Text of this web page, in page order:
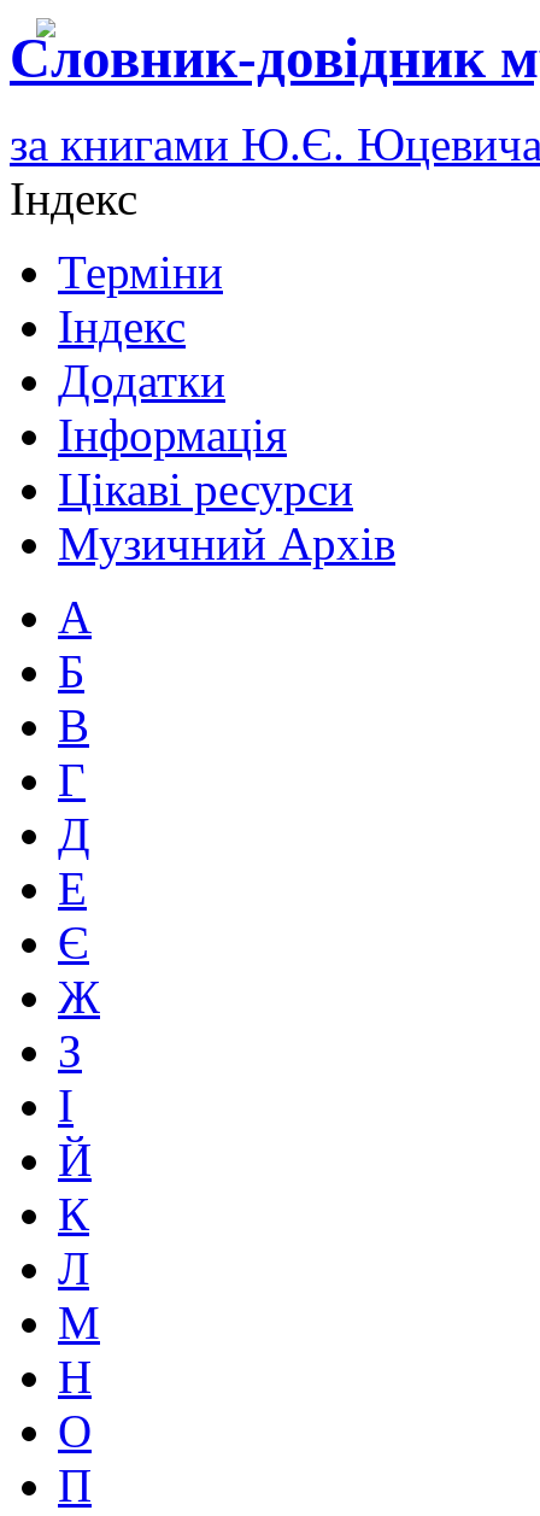
Словник-довідник
за книгами Ю.Є.
Індекс
Терміни
Індекс
Додатки
Інформація
Цікаві ресурси
Музичний Архів
А
Б
В
Г
Д
Е
Є
Ж
З
І
Й
К
Л
М
Н
О
П